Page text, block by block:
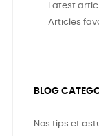
Latest
Articles
BLOG
Nos tips et